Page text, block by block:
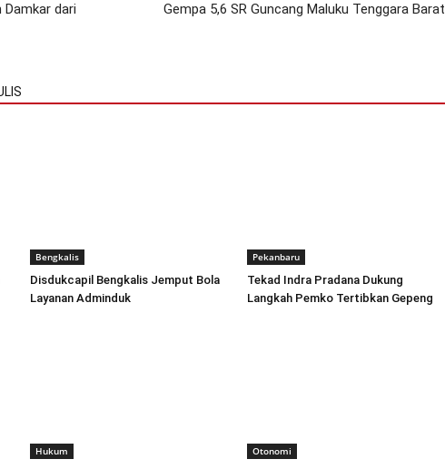
dari
Gempa 5,6 SR Guncang Maluku Tenggara Barat
Bengkalis
Disdukcapil Bengkalis Jemput Bola
Layanan Adminduk
Pekanbaru
Tekad Indra Pradana Dukung
Langkah Pemko Tertibkan Gepeng
Hukum Otonomi